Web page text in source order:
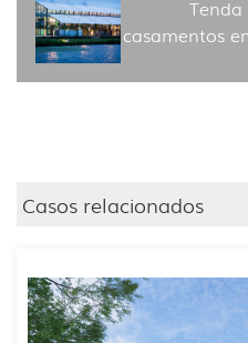
casamentos
Casos relacionados